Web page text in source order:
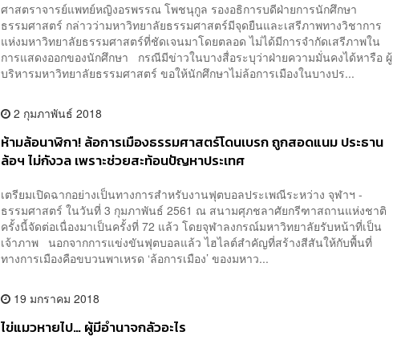
ศาสตราจารย์แพทย์หญิงอรพรรณ โพชนุกูล รองอธิการบดีฝ่ายการนักศึกษา
ธรรมศาสตร์ กล่าวว่ามหาวิทยาลัยธรรมศาสตร์มีจุดยืนและเสรีภาพทางวิชาการ
แห่งมหาวิทยาลัยธรรมศาสตร์ที่ชัดเจนมาโดยตลอด ไม่ได้มีการจำกัดเสรีภาพใน
การแสดงออกของนักศึกษา กรณีมีข่าวในบางสื่อระบุว่าฝ่ายความมั่นคงได้หารือ ผู้
บริหารมหาวิทยาลัยธรรมศาสตร์ ขอให้นักศึกษาไม่ล้อการเมืองในบางปร...
2 กุมภาพันธ์ 2018
ห้ามล้อนาฬิกา! ล้อการเมืองธรรมศาสตร์โดนเบรก ถูกสอดแนม ประธาน
ล้อฯ ไม่กังวล เพราะช่วยสะท้อนปัญหาประเทศ
เตรียมเปิดฉากอย่างเป็นทางการสำหรับงานฟุตบอลประเพณีระหว่าง จุฬาฯ -
ธรรมศาสตร์ ในวันที่ 3 กุมภาพันธ์ 2561 ณ สนามศุภชลาศัยกรีฑาสถานแห่งชาติ
ครั้งนี้จัดต่อเนื่องมาเป็นครั้งที่ 72 แล้ว โดยจุฬาลงกรณ์มหาวิทยาลัยรับหน้าที่เป็น
เจ้าภาพ นอกจากการแข่งขันฟุตบอลแล้ว ไฮไลต์สำคัญที่สร้างสีสันให้กับพื้นที่
ทางการเมืองคือขบวนพาเหรด ‘ล้อการเมือง’ ของมหาว...
19 มกราคม 2018
ไข่แมวหายไป… ผู้มีอำนาจกลัวอะไร